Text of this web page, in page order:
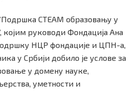
СТЕАМ образовању у
руководи Фондација Ана
НЦР фондације и ЦПН-а,
у Србији добило је услове за
у домену науке,
уметности и